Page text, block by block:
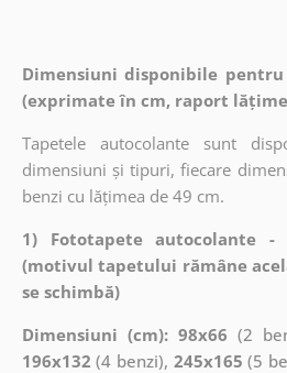
Dimensiuni disponibile
(exprimate în cm, raport
Tapetele autocolante sunt
dimensiuni și tipuri, fiecare
benzi cu lățimea de 49 cm.
1) Fototapete autocolante -
(motivul tapetului rămâne
se schimbă)
Dimensiuni (cm): 98x66 (2
196x132 (4 benzi), 245x165 (5